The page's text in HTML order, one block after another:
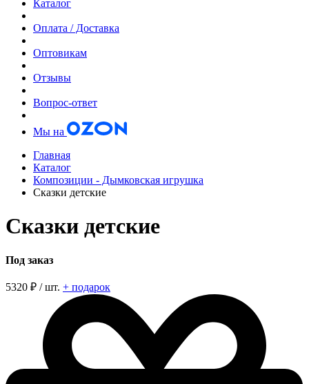
Каталог
Оплата / Доставка
Оптовикам
Отзывы
Вопрос-ответ
Мы на
Главная
Каталог
Композиции - Дымковская игрушка
Сказки детские
Сказки детские
Под заказ
5320 ₽ / шт. + подарок